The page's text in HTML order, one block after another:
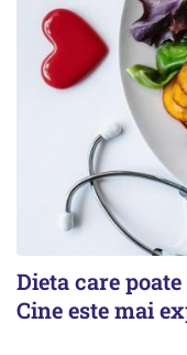
Dieta care
Cine este mai